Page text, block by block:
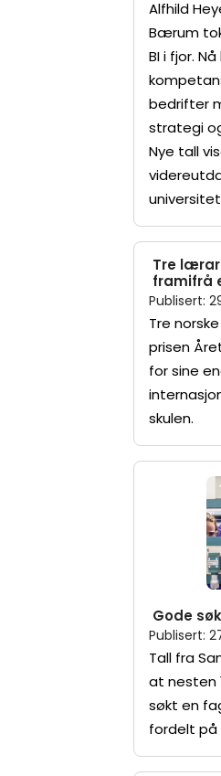
Alfhild
Bærum
BI i fjor.
bedrifter
strategi
Nye tall
Tre
framifrå
Publisert:
Tre
prisen
for sine
skulen.
Gode
Publisert:
Tall fra
at nesten
søkt en
fordelt på